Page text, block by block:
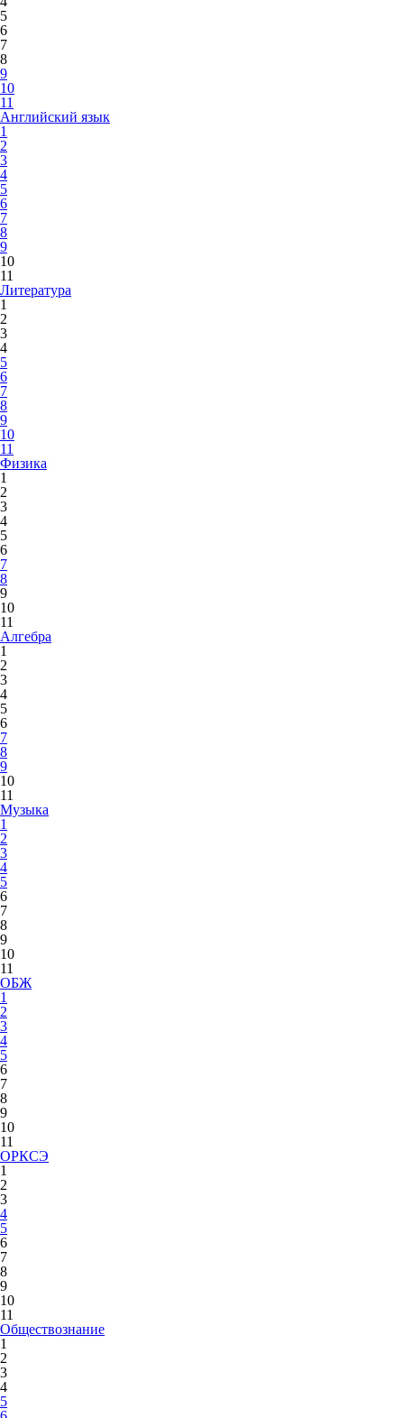
5
6
7
8
9
10
11
Английский язык
1
2
3
4
5
6
7
8
9
10
11
Литература
1
2
3
4
5
6
7
8
9
10
11
Физика
1
2
3
4
5
6
7
8
9
10
11
Алгебра
1
2
3
4
5
6
7
8
9
10
11
Музыка
1
2
3
4
5
6
7
8
9
10
11
ОБЖ
1
2
3
4
5
6
7
8
9
10
11
ОРКСЭ
1
2
3
4
5
6
7
8
9
10
11
Обществознание
1
2
3
4
5